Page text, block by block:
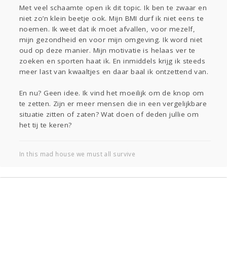
Sport
Contact Viva zoekt
Aangeboden
Gevraagd
Horen Doen
Zien
Lezen
Met veel schaamte open ik dit topic. Ik ben te zwaar en
niet zo’n klein beetje ook. Mijn BMI durf ik niet eens te
noemen. Ik weet dat ik moet afvallen, voor mezelf,
mijn gezondheid en voor mijn omgeving. Ik word niet
oud op deze manier. Mijn motivatie is helaas ver te
zoeken en sporten haat ik. En inmiddels krijg ik steeds
meer last van kwaaltjes en daar baal ik ontzettend van.
En nu? Geen idee. Ik vind het moeilijk om de knop om
te zetten. Zijn er meer mensen die in een vergelijkbare
situatie zitten of zaten? Wat doen of deden jullie om
het tij te keren?
In this mad house we must all survive